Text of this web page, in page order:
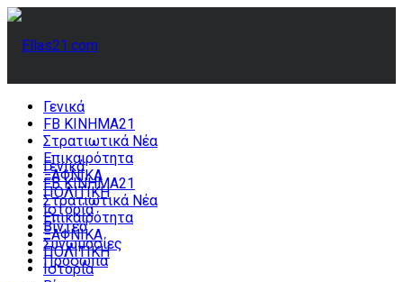
Γενικά
FB ΚΙΝΗΜΑ21
Στρατιωτικά Νέα
Επικαιρότητα
ΞΑΦΝΙΚΑ
ΠΟΛΙΤΙΚΗ
Ιστορία
Βίντεο
Συνωμοσίες
Πρόσωπα
Γενικά
FB ΚΙΝΗΜΑ21
Στρατιωτικά Νέα
Επικαιρότητα
ΞΑΦΝΙΚΑ
ΠΟΛΙΤΙΚΗ
Ιστορία